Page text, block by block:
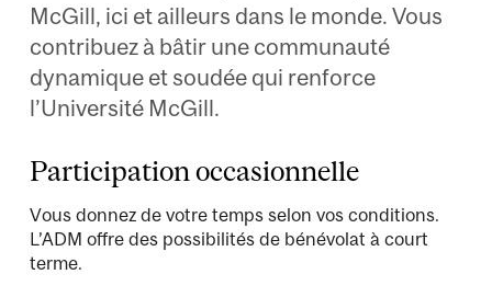
McGill, ici et ailleurs dans le monde. Vous
contribuez à bâtir une communauté
dynamique et soudée qui renforce
l’Université McGill.
Participation occasionnelle
Vous donnez de votre temps selon vos conditions.
L’ADM offre des possibilités de bénévolat à court
terme.